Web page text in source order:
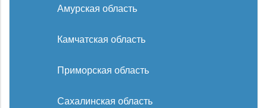
Амурская область
Камчатская область
Приморская область
Сахалинская область